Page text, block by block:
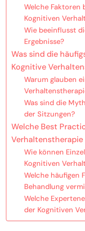
Welche Faktoren
Kognitiven
Wie beeinflusst
Ergebnisse?
Was sind die
Kognitive
Warum glauben
Was sind die
der Sitzungen?
Welche Best
Wie können
Kognitiven
Welche häufigen
Behandlung
Welche
der Kognitiven